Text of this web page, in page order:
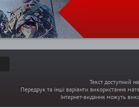
Текст доступний
Передрук та інші варіанти використання
Інтернет-видання можуть